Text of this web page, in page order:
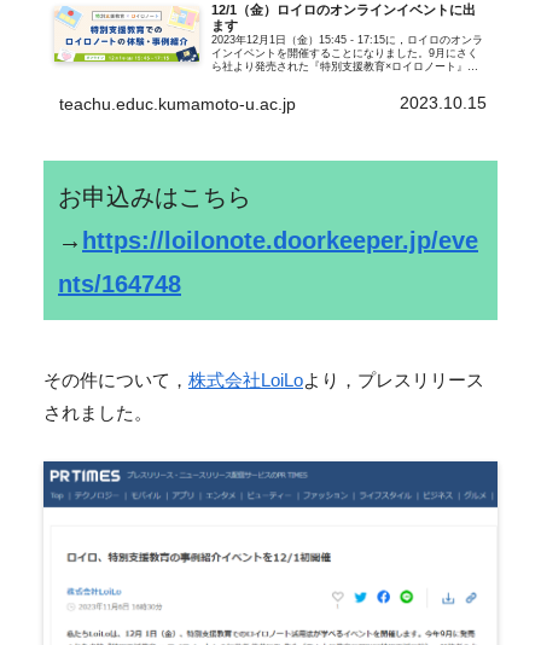
12/1（金）ロイロのオンラインイベントに出
ます
2023年12月1日（金）15:45 - 17:15に，ロイロのオンラ
インイベントを開催することになりました。9月にさく
ら社より発売された『特別支援教育×ロイロノート』。
teachu.educ.kumamoto-u.ac.jp 2023.10.15
お申込みはこちら
→ https://loilonote.doorkeeper.jp/eve
nts/164748
その件について， 株式会社LoiLoより，プレスリリース
されました。